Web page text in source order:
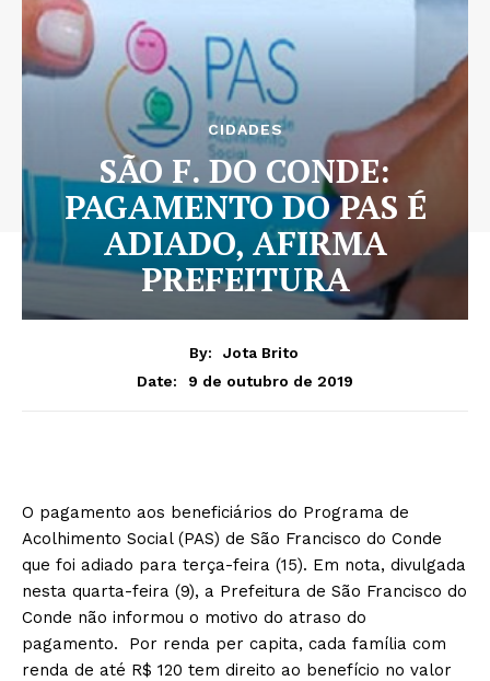
CIDADES
SÃO F. DO CONDE:
PAGAMENTO DO PAS É
ADIADO, AFIRMA
PREFEITURA
By:
Jota Brito
Date:
9 de outubro de 2019
O pagamento aos beneficiários do Programa de
Acolhimento Social (PAS) de São Francisco do Conde
que foi adiado para terça-feira (15). Em nota, divulgada
nesta quarta-feira (9), a Prefeitura de São Francisco do
Conde não informou o motivo do atraso do
pagamento. Por renda per capita, cada família com
renda de até R$ 120 tem direito ao benefício no valor